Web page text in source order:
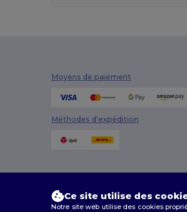
Moyens de paiement
Méthodes d'expédition
Ce site utilise des
Notre site web utilise des cookies